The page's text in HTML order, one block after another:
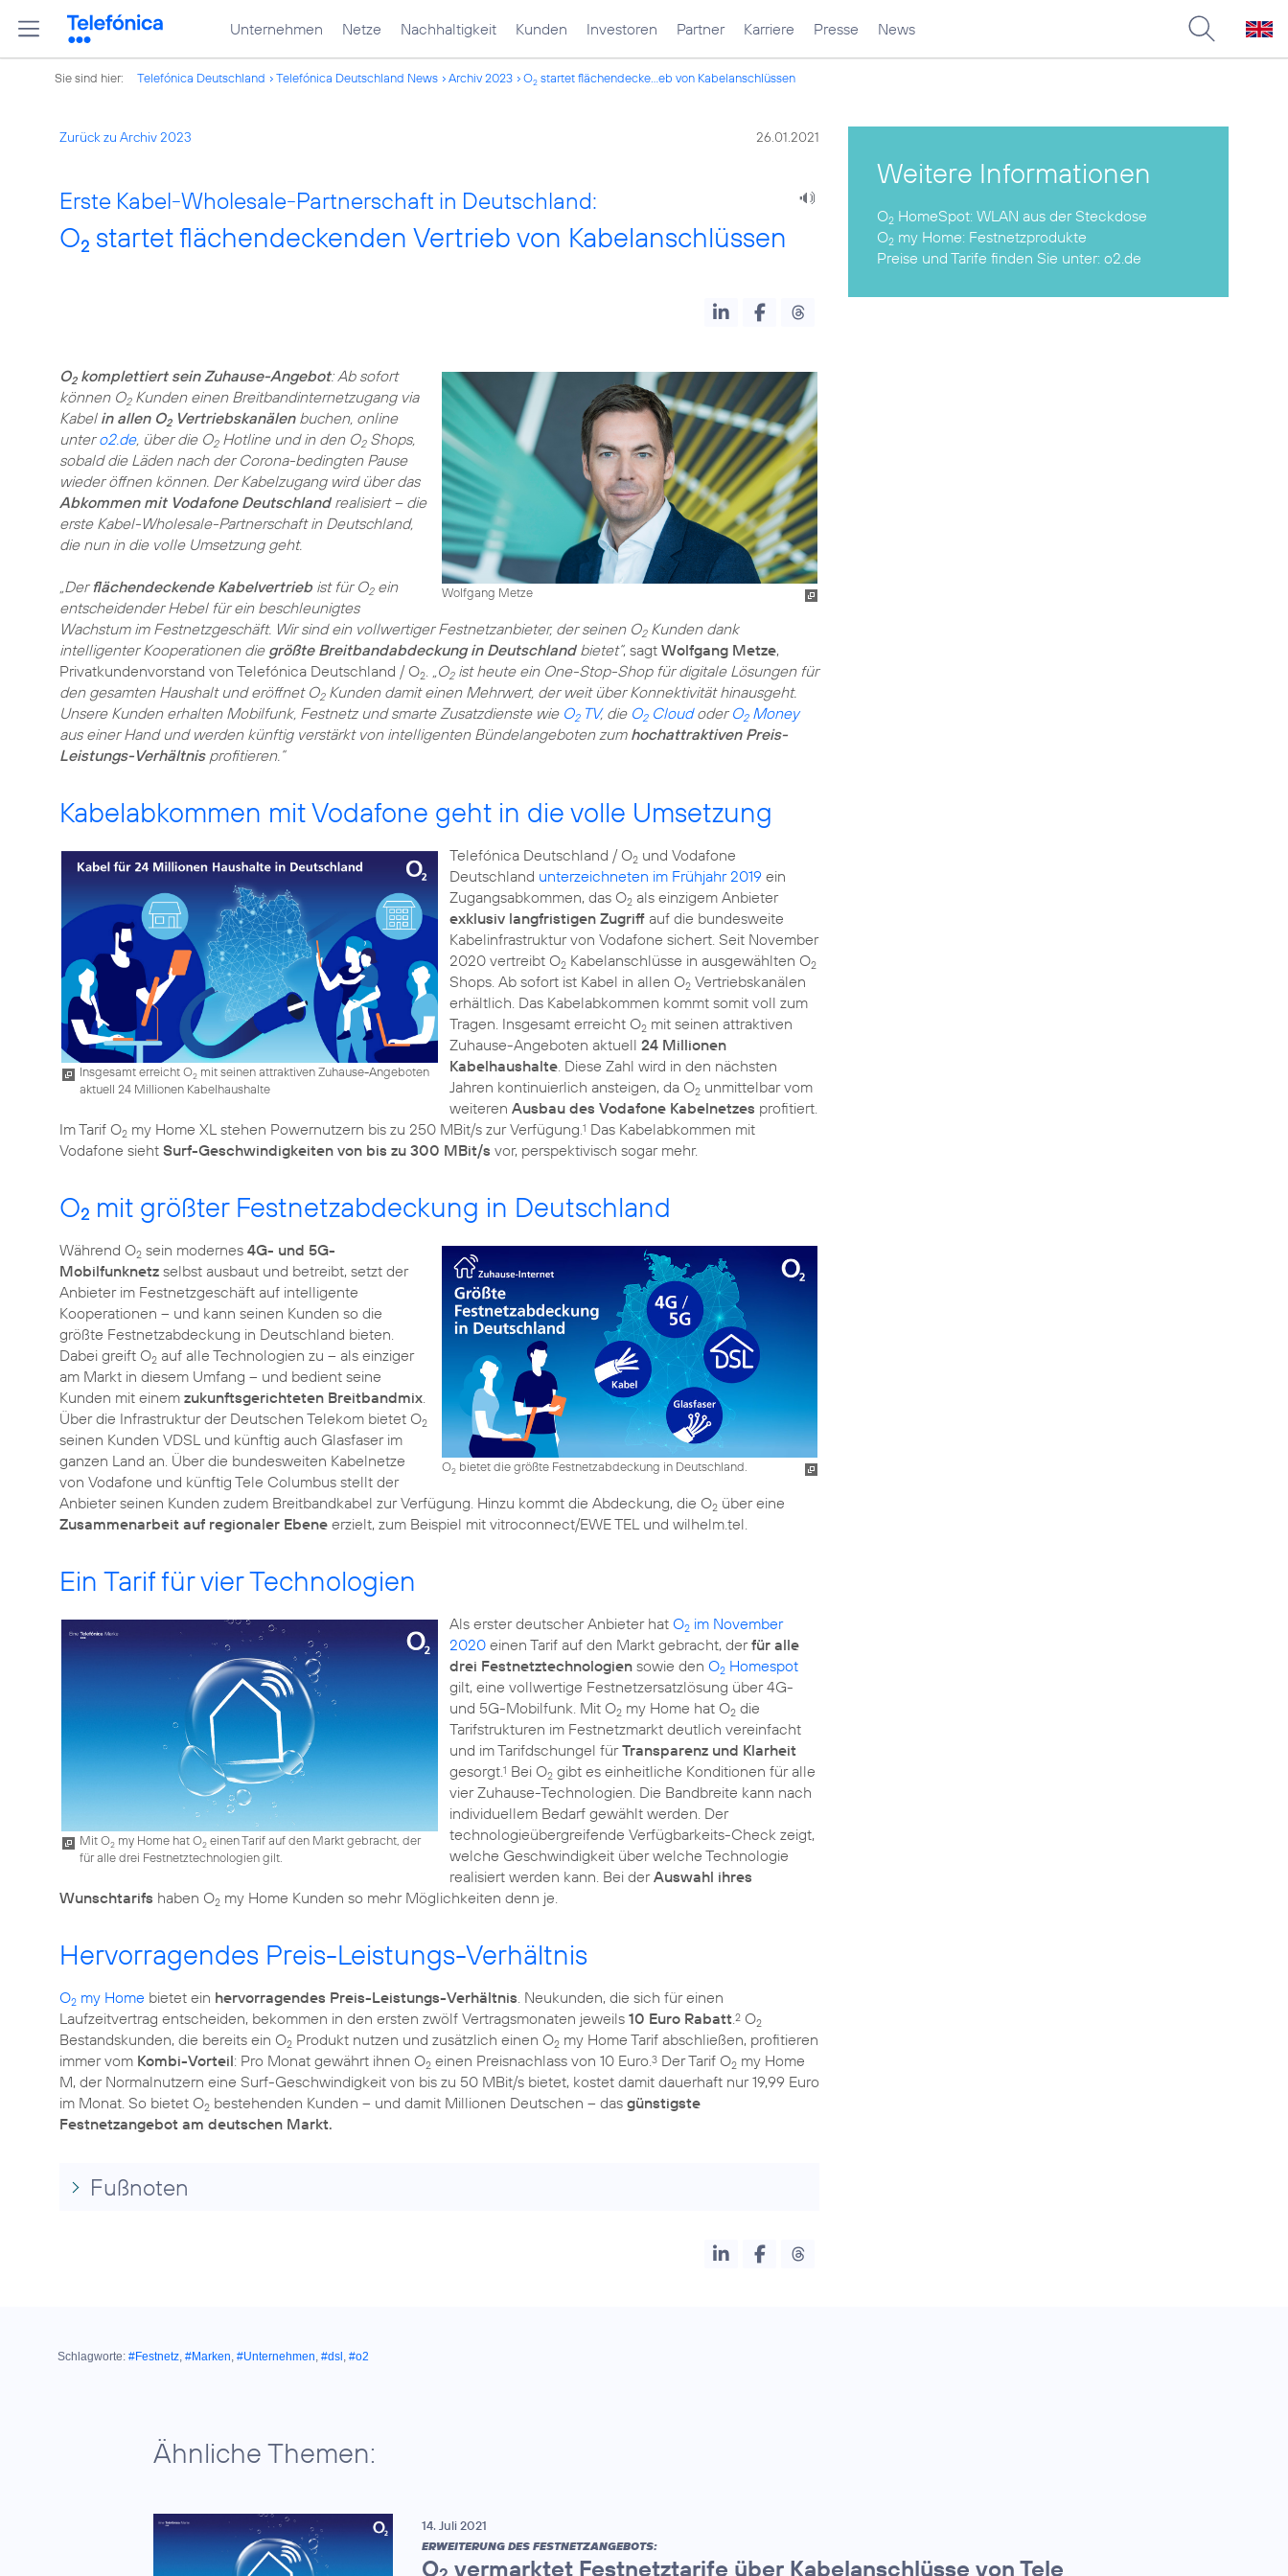
Unternehmen Netze Nachhaltigkeit Kunden Investoren Partner Karriere Presse News
Sie sind hier: Telefónica Deutschland Telefónica Deutschland News Archiv 2023 O2 startet flächendecke...eb von Kabelanschlüssen
Zurück zu Archiv 2023 26.01.2021
Erste Kabel-Wholesale-Partnerschaft in Deutschland:
O2 startet flächendeckenden Vertrieb von Kabelanschlüssen
Wolfgang Metze
O2komplettiert sein Zuhause-Angebot: Ab sofort
können O2Kunden einen Breitbandinternetzugang via
Kabel in allen O2Vertriebskanälenbuchen, online
untero2.de, über die O2Hotline und in den O2Shops,
sobald die Läden nach der Corona-bedingten Pause
wieder öffnen können. Der Kabelzugang wird über das
Abkommen mit Vodafone Deutschlandrealisiert – die
erste Kabel-Wholesale-Partnerschaft in Deutschland,
die nun in die volle Umsetzung geht.
„Derflächendeckende Kabelvertrieb ist für O2ein
entscheidender Hebel für ein beschleunigtes
Wachstum im Festnetzgeschäft. Wir sind ein vollwertiger Festnetzanbieter, der seinen O2Kunden dank
intelligenter Kooperationen die größte Breitbandabdeckung in Deutschlandbietet“, sagt Wolfgang Metze,
Privatkundenvorstand von Telefónica Deutschland / O2. „O2ist heute ein One-Stop-Shop für digitale Lösungen für
den gesamten Haushalt und eröffnet O2Kunden damit einen Mehrwert, der weit über Konnektivität hinausgeht.
Unsere Kunden erhalten Mobilfunk, Festnetz und smarte Zusatzdienste wie O2TV, die O2Cloudoder O2Money
aus einer Hand und werden künftig verstärkt von intelligenten Bündelangeboten zum hochattraktiven Preis-
Leistungs-Verhältnisprofitieren.“
Kabelabkommen mit Vodafone geht in die volle Umsetzung
Insgesamt erreicht O2 mit seinen attraktiven Zuhause-Angeboten
aktuell 24 Millionen Kabelhaushalte
Telefónica Deutschland / O2und Vodafone
Deutschland unterzeichneten im Frühjahr 2019ein
Zugangsabkommen, das O2als einzigem Anbieter
exklusiv langfristigen Zugriffauf die bundesweite
Kabelinfrastruktur von Vodafone sichert. Seit November
2020 vertreibt O2Kabelanschlüsse in ausgewählten O2
Shops. Ab sofort ist Kabel in allen O2Vertriebskanälen
erhältlich. Das Kabelabkommen kommt somit voll zum
Tragen. Insgesamt erreicht O2mit seinen attraktiven
Zuhause-Angeboten aktuell 24 Millionen
Kabelhaushalte. Diese Zahl wird in den nächsten
Jahren kontinuierlich ansteigen, da O2unmittelbar vom
weiteren Ausbau des Vodafone Kabelnetzes profitiert.
Im Tarif O2 my Home XL stehen Powernutzern bis zu 250 MBit/s zur Verfügung.1 Das Kabelabkommen mit
Vodafone sieht Surf-Geschwindigkeiten von bis zu 300 MBit/s vor, perspektivisch sogar mehr.
O2 mit größter Festnetzabdeckung in Deutschland
O2bietet die größte Festnetzabdeckung in Deutschland.
Während O2 sein modernes 4G- und 5G-
Mobilfunknetz selbst ausbaut und betreibt, setzt der
Anbieter im Festnetzgeschäft auf intelligente
Kooperationen – und kann seinen Kunden so die
größte Festnetzabdeckung in Deutschland bieten.
Dabei greift O2 auf alle Technologien zu – als einziger
am Markt in diesem Umfang – und bedient seine
Kunden mit einem zukunftsgerichteten Breitbandmix.
Über die Infrastruktur der Deutschen Telekom bietet O2
seinen Kunden VDSL und künftig auch Glasfaser im
ganzen Land an. Über die bundesweiten Kabelnetze
von Vodafone und künftig Tele Columbus stellt der
Anbieter seinen Kunden zudem Breitbandkabel zur Verfügung. Hinzu kommt die Abdeckung, die O2 über eine
Zusammenarbeit auf regionaler Ebene erzielt, zum Beispiel mit vitroconnect/EWE TEL und wilhelm.tel.
Ein Tarif für vier Technologien
Mit O2 my Home hat O2 einen Tarif auf den Markt gebracht, der
für alle drei Festnetztechnologien gilt.
Als erster deutscher Anbieter hat O2im November
2020einen Tarif auf den Markt gebracht, derfür alle
drei Festnetztechnologiensowie den O2Homespot
gilt, eine vollwertige Festnetzersatzlösung über 4G-
und 5G-Mobilfunk. Mit O2my Home hat O2die
Tarifstrukturen im Festnetzmarkt deutlich vereinfacht
und im Tarifdschungel fürTransparenz und Klarheit
gesorgt.1 Bei O2gibt es einheitliche Konditionen für alle
vier Zuhause-Technologien. Die Bandbreite kann nach
individuellem Bedarf gewählt werden. Der
technologieübergreifende Verfügbarkeits-Check zeigt,
welche Geschwindigkeit über welche Technologie
realisiert werden kann. Bei derAuswahl ihres
Wunschtarifs haben O2 my Home Kunden so mehr Möglichkeiten denn je.
Hervorragendes Preis-Leistungs-Verhältnis
O2 my Home bietet ein hervorragendes Preis-Leistungs-Verhältnis. Neukunden, die sich für einen
Laufzeitvertrag entscheiden, bekommen in den ersten zwölf Vertragsmonaten jeweils 10 Euro Rabatt.2 O2
Bestandskunden, die bereits ein O2 Produkt nutzen und zusätzlich einen O2 my Home Tarif abschließen, profitieren
immer vom Kombi-Vorteil: Pro Monat gewährt ihnen O2 einen Preisnachlass von 10 Euro.3 Der Tarif O2 my Home
M, der Normalnutzern eine Surf-Geschwindigkeit von bis zu 50 MBit/s bietet, kostet damit dauerhaft nur 19,99 Euro
im Monat. So bietet O2 bestehenden Kunden – und damit Millionen Deutschen – das günstigste
Festnetzangebot am deutschen Markt.
Fußnoten
Weitere Informationen
O2 HomeSpot:
O2 my Home: Festnetzprodukte
Preise und Tarife finden Sie unter:o2.de
Schlagworte: #Festnetz, #Marken, #Unternehmen, #dsl , #o2
Ähnliche Themen:
14. Juli 2021
ERWEITERUNG DES FESTNETZANGEBOTS:
O vermarktet Festnetztarife über Kabelanschlüsse von Tele